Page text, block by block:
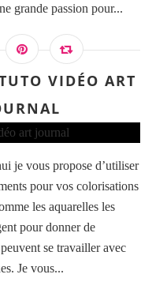
grande passion pour...
VIDÉO ART
je vous propose d’utiliser
pour vos colorisations
les aquarelles les
pour donner de
se travailler avec
Je vous...